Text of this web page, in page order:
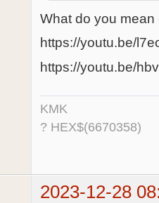
What do you
https://youtu.be/
https://youtu.be/
KMK
? HEX$(6670358)
2023-12-28